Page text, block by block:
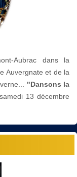
Aubrac dans la
Auvergnate et de la
"Dansons la
samedi 13 décembre